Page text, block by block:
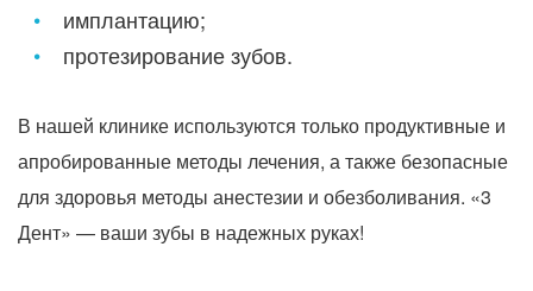
имплантацию;
протезирование зубов.
В нашей клинике используются только продуктивные и
апробированные методы лечения, а также безопасные
для здоровья методы анестезии и обезболивания. «3
Дент» — ваши зубы в надежных руках!